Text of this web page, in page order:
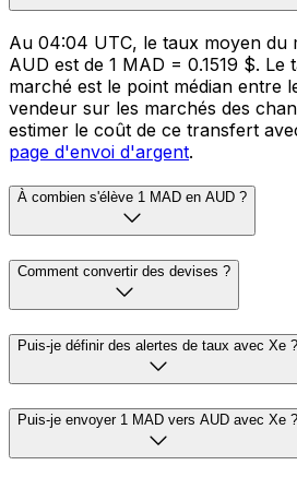
Au 04:04 UTC, le taux moyen du
AUD est de 1 MAD = 0.1519 $. Le
marché est le point médian entre
vendeur sur les marchés des
estimer le coût de ce transfert
page d'envoi d'argent.
À combien s'élève 1 MAD en AUD ?
Comment convertir des devises ?
Puis-je définir des alertes de taux avec Xe ?
Puis-je envoyer 1 MAD vers AUD avec Xe ?